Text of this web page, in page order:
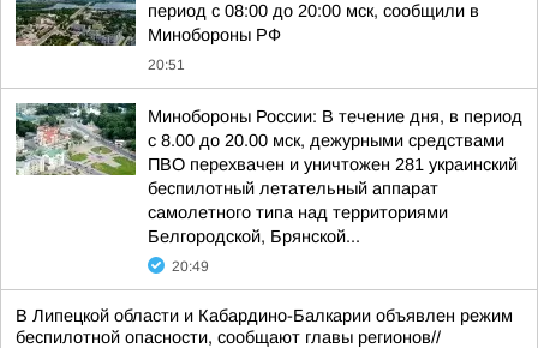
период с 08:00 до 20:00 мск, сообщили в
Минобороны РФ
20:51
Минобороны России: В течение дня, в период
с 8.00 до 20.00 мск, дежурными средствами
ПВО перехвачен и уничтожен 281 украинский
беспилотный летательный аппарат
самолетного типа над территориями
Белгородской, Брянской...
20:49
В Липецкой области и Кабардино-Балкарии объявлен режим
беспилотной опасности, сообщают главы регионов//